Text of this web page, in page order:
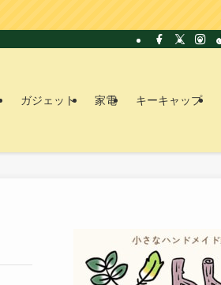
ガジェット 家電 キーキャップ